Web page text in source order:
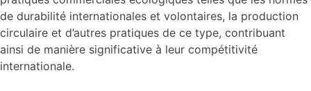
de durabilité internationales et volontaires, la production
circulaire et d’autres pratiques de ce type, contribuant
ainsi de manière significative à leur compétitivité
internationale.